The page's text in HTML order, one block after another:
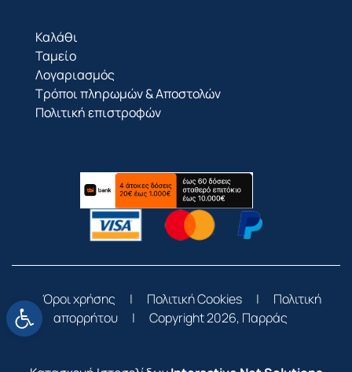
Ανοίξτε τη γραμμή εργαλείων
Καλάθι
Ταμείο
Λογαριασμός
Τρόποι πληρωμών & Αποστολών
Πολιτική επιστροφών
Όροι χρήσης | Πολιτική Cookies |
Πολιτική
απορρήτου
| Copyright 2026, Παρράς